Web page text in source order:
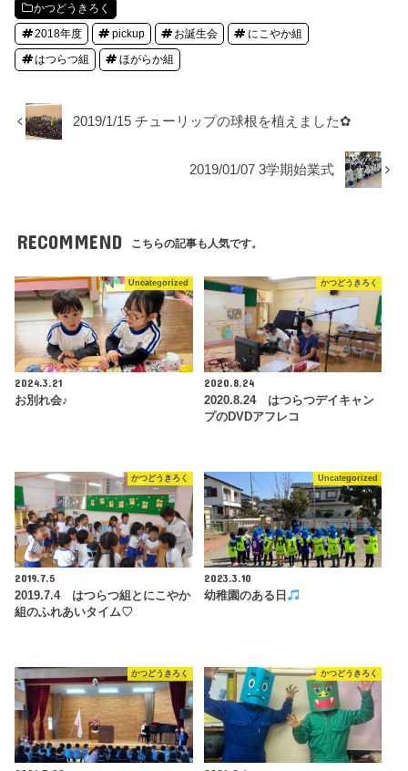
かつどうきろく
2018年度 pickup お誕生会 にこやか組
はつらつ組 ほがらか組
2019/1/15 チューリップの球根を植えました✿
2019/01/07 3学期始業式
RECOMMEND こちらの記事も人気です。
Uncategorized
2024.3.21
お別れ会♪
かつどうきろく
2020.8.24
2020.8.24 はつらつデイキャン
プのDVDアフレコ
かつどうきろく
2019.7.5
2019.7.4 はつらつ組とにこやか
組のふれあいタイム♡
Uncategorized
2023.3.10
幼稚園のある日
かつどうきろく かつどうきろく